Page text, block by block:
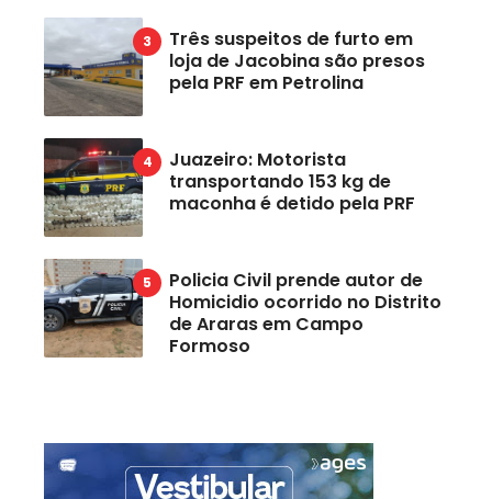
Três suspeitos de furto em
loja de Jacobina são presos
pela PRF em Petrolina
Juazeiro: Motorista
transportando 153 kg de
maconha é detido pela PRF
Policia Civil prende autor de
Homicidio ocorrido no Distrito
de Araras em Campo
Formoso